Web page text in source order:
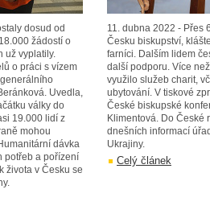
dosud od
žádostí o
už vyplatily.
o práci s vízem
Uvedla,
války do
19.000 lidí z
mohou
dávka
potřeb a pořízení
života v Česku se
11. dubna 2022 - Přes
Česku biskupství,
farníci. Dalším lidem
další podporu. Více
využilo služeb charit,
ubytování. V tiskové
České biskupské
Klimentová. Do České
dnešních informací
Ukrajiny.
Celý článek